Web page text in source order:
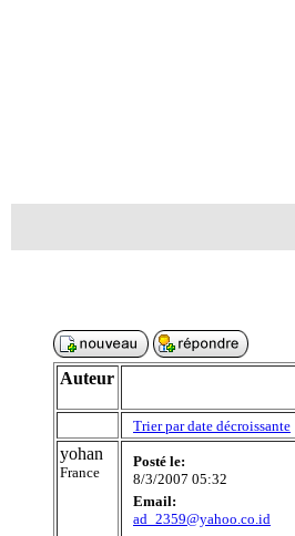
Auteur
Trier par date décroissante
yohan
France
Posté le:
8/3/2007 05:32
Email:
ad_2359@yahoo.co.id